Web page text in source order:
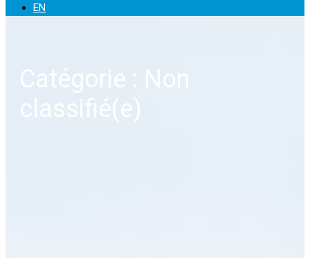
EN
Catégorie : Non
classifié(e)